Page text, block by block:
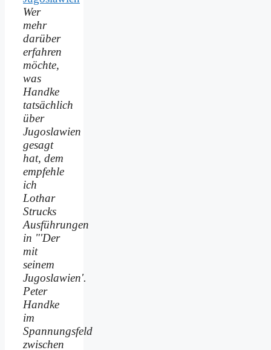
Wer
mehr
darüber
erfahren
möchte,
was
Handke
tatsächlich
über
Jugoslawien
gesagt
hat, dem
empfehle
ich
Lothar
Strucks
Ausführungen
in "'Der
mit
seinem
Jugoslawien'.
Peter
Handke
im
Spannungsfeld
zwischen